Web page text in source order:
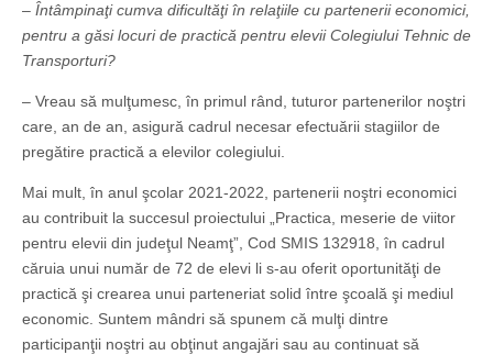
– Întâmpinaţi cumva dificultăţi în relaţiile cu partenerii economici,
pentru a găsi locuri de practică pentru elevii Colegiului Tehnic de
Transporturi?
– Vreau să mulţumesc, în primul rând, tuturor partenerilor noştri
care, an de an, asigură cadrul necesar efectuării stagiilor de
pregătire practică a elevilor colegiului.
Mai mult, în anul şcolar 2021-2022, partenerii noştri economici
au contribuit la succesul proiectului „Practica, meserie de viitor
pentru elevii din judeţul Neamţ”, Cod SMIS 132918, în cadrul
căruia unui număr de 72 de elevi li s-au oferit oportunităţi de
practică şi crearea unui parteneriat solid între şcoală şi mediul
economic. Suntem mândri să spunem că mulţi dintre
participanţii noştri au obţinut angajări sau au continuat să